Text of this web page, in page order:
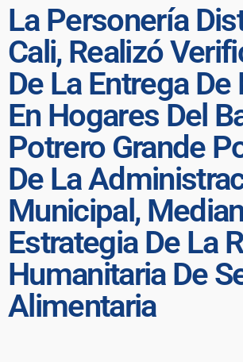
La Personería
Cali, Realizó
De La Entrega De
En Hogares Del
Potrero Grande
De La
Municipal,
Estrategia De La
Humanitaria De
Alimentaria